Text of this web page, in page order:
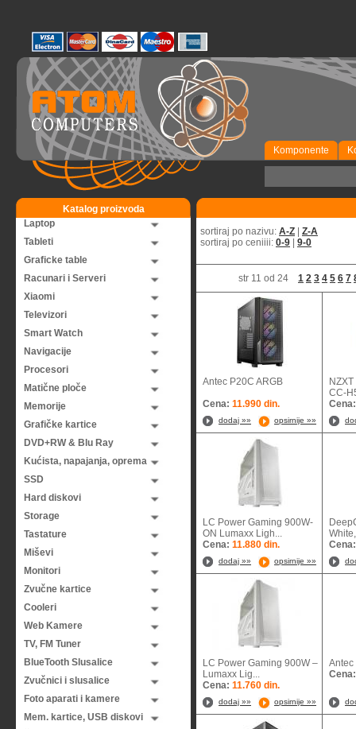
Komponente
Katalog proizvoda
Laptop
Tableti
Graficke table
Racunari i Serveri
Xiaomi
Televizori
Smart Watch
Navigacije
Procesori
Matične ploče
Memorije
Grafičke kartice
DVD+RW & Blu Ray
Kućista, napajanja, oprema
SSD
Hard diskovi
Storage
Tastature
Miševi
Monitori
Zvučne kartice
Cooleri
Web Kamere
TV, FM Tuner
BlueTooth Slusalice
Zvučnici i slusalice
Foto aparati i kamere
Mem. kartice, USB diskovi
sortiraj po nazivu: A-Z
Z-A
sortiraj po ceniiii: 0-9 9-0
str 11 od 24 1 2 3 4 5 6 7
Antec P20C ARGB
Cena: 11.990 din.
dodaj »» opsirnije »»
CC-
LC Power Gaming 900W-
ON Lumaxx Ligh...
Cena: 11.880 din.
dodaj »» opsirnije »»
LC Power Gaming 900W –
Lumaxx Lig...
Cena: 11.760 din.
dodaj »» opsirnije »»